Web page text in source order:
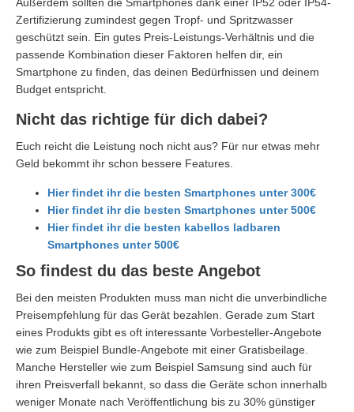
Außerdem sollten die Smartphones dank einer IP52 oder IP54-
Zertifizierung zumindest gegen Tropf- und Spritzwasser
geschützt sein. Ein gutes Preis-Leistungs-Verhältnis und die
passende Kombination dieser Faktoren helfen dir, ein
Smartphone zu finden, das deinen Bedürfnissen und deinem
Budget entspricht.
Nicht das richtige für dich dabei?
Euch reicht die Leistung noch nicht aus? Für nur etwas mehr
Geld bekommt ihr schon bessere Features.
Hier findet ihr die besten Smartphones unter 300€
Hier findet ihr die besten Smartphones unter 500€
Hier findet ihr die besten kabellos ladbaren
Smartphones unter 500€
So findest du das beste Angebot
Bei den meisten Produkten muss man nicht die unverbindliche
Preisempfehlung für das Gerät bezahlen. Gerade zum Start
eines Produkts gibt es oft interessante Vorbesteller-Angebote
wie zum Beispiel Bundle-Angebote mit einer Gratisbeilage.
Manche Hersteller wie zum Beispiel Samsung sind auch für
ihren Preisverfall bekannt, so dass die Geräte schon innerhalb
weniger Monate nach Veröffentlichung bis zu 30% günstiger